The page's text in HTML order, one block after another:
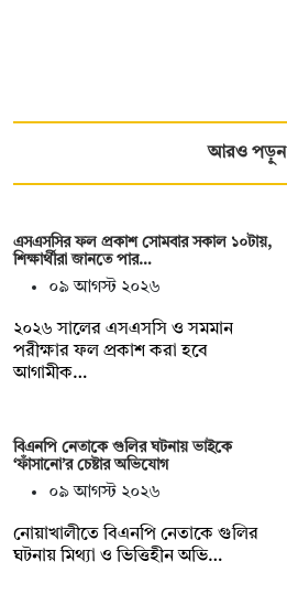
আরও পড়ুন
এসএসসির ফল প্রকাশ সোমবার সকাল ১০টায়,
শিক্ষার্থীরা জানতে পার…
০৯ আগস্ট ২০২৬
২০২৬ সালের এসএসসি ও সমমান
পরীক্ষার ফল প্রকাশ করা হবে
আগামীক…
বিএনপি নেতাকে গুলির ঘটনায় ভাইকে
‘ফাঁসানো’র চেষ্টার অভিযোগ
০৯ আগস্ট ২০২৬
নোয়াখালীতে বিএনপি নেতাকে গুলির
ঘটনায় মিথ্যা ও ভিত্তিহীন অভি…